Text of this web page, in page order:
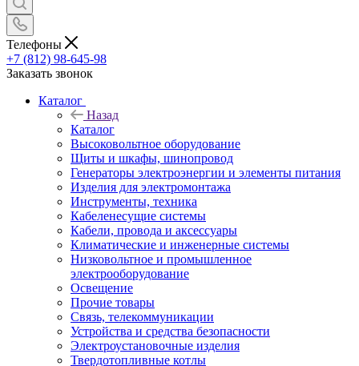
Телефоны
+7 (812) 98-645-98
Заказать звонок
Каталог
Назад
Каталог
Высоковольтное оборудование
Щиты и шкафы, шинопровод
Генераторы электроэнергии и элементы питания
Изделия для электромонтажа
Инструменты, техника
Кабеленесущие системы
Кабели, провода и аксессуары
Климатические и инженерные системы
Низковольтное и промышленное
электрооборудование
Освещение
Прочие товары
Связь, телекоммуникации
Устройства и средства безопасности
Электроустановочные изделия
Твердотопливные котлы